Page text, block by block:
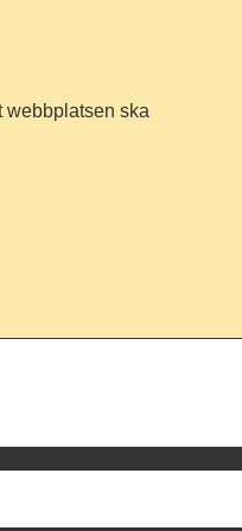
webbplatsen ska